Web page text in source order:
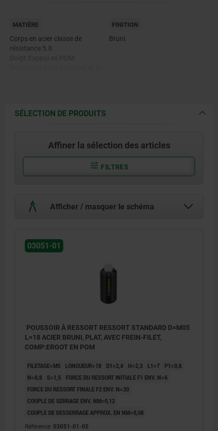
MATIÈRE
Corps en acier classe de
résistance 5.8.
FINITION
Bruni.
SÉLECTION DE PRODUITS
Affiner la sélection des articles
FILTRES
Afficher / masquer le schéma
03051-01
POUSSOIR À RESSORT RESSORT STANDARD D=M05
L=18 ACIER BRUNI, PLAT, AVEC FREIN-FILET,
COMP:ERGOT EN POM
FILETAGE=M5 LONGUEUR=18 D1=2,4 H=2,3 L1=7
P1=0,8
N=0,8
S=1,5
FORCE DU RESSORT INITIALE F1 ENV. N=6
FORCE DU RESSORT FINALE F2 ENV. N=20
COUPLE DE SERRAGE ENV. NM=0,12
COUPLE DE DESSERRAGE APPROX. EN NM=0,08
Référence: 03051-01-05